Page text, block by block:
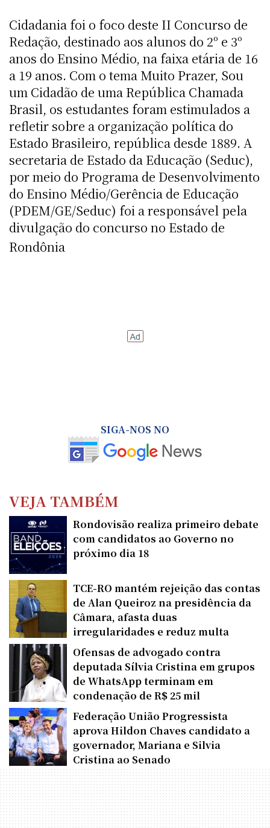
Cidadania foi o foco deste II Concurso de
Redação, destinado aos alunos do 2º e 3º
anos do Ensino Médio, na faixa etária de 16
a 19 anos. Com o tema Muito Prazer, Sou
um Cidadão de uma República Chamada
Brasil, os estudantes foram estimulados a
refletir sobre a organização política do
Estado Brasileiro, república desde 1889. A
secretaria de Estado da Educação (Seduc),
por meio do Programa de Desenvolvimento
do Ensino Médio/Gerência de Educação
(PDEM/GE/Seduc) foi a responsável pela
divulgação do concurso no Estado de
Rondônia
SIGA-NOS NO
VEJA TAMBÉM
Rondovisão realiza primeiro debate
com candidatos ao Governo no
próximo dia 18
TCE-RO mantém rejeição das contas
de Alan Queiroz na presidência da
Câmara, afasta duas
irregularidades e reduz multa
Ofensas de advogado contra
deputada Sílvia Cristina em grupos
de WhatsApp terminam em
condenação de R$ 25 mil
Federação União Progressista
aprova Hildon Chaves candidato a
governador, Mariana e Silvia
Cristina ao Senado